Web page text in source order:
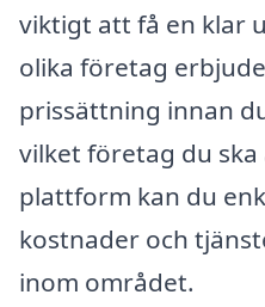
viktigt att få en klar
olika företag
prissättning innan
vilket företag du ska
plattform kan du
kostnader och
inom området.